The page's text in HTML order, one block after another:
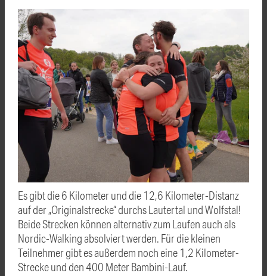
Es gibt die 6 Kilometer und die 12,6 Kilometer-Distanz
auf der „Originalstrecke“ durchs Lautertal und Wolfstal!
Beide Strecken können alternativ zum Laufen auch als
Nordic-Walking absolviert werden. Für die kleinen
Teilnehmer gibt es außerdem noch eine 1,2 Kilometer-
Strecke und den 400 Meter Bambini-Lauf.